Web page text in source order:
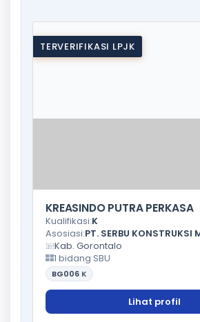
TERVERIFIKASI LPJK
KREASINDO PUTRA PERKASA
Kualifikasi:K
Asosiasi:PT. SERBU KONSTRUKSI
Kab. Gorontalo
1 bidang SBU
BG006 K
Lihat profil